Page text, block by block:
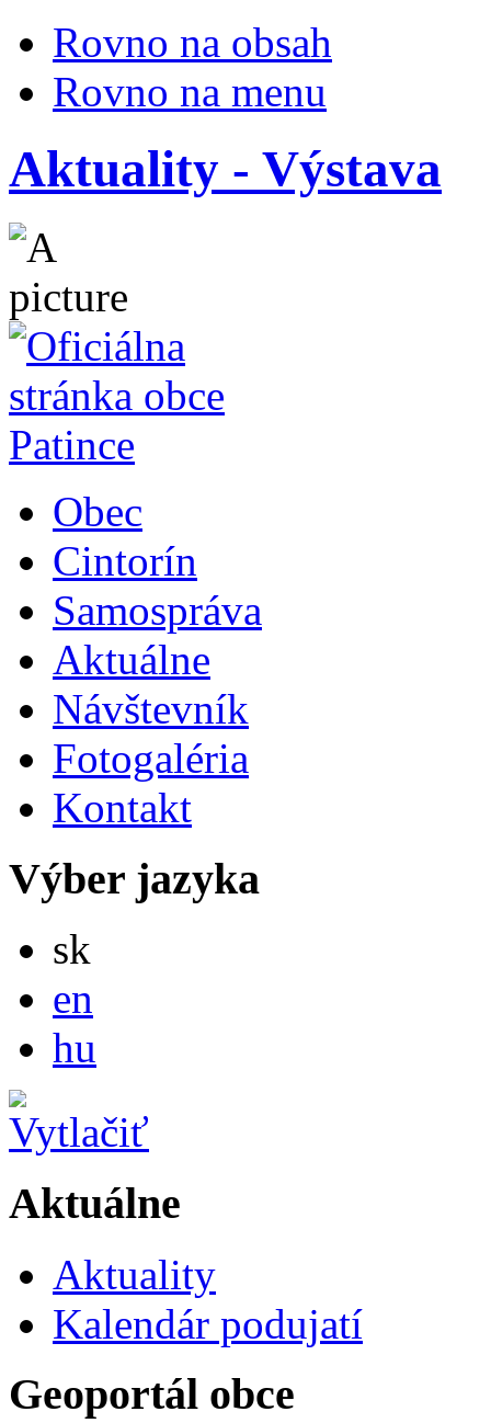
Rovno na obsah
Rovno na menu
Aktuality - Výstava
Obec
Cintorín
Samospráva
Aktuálne
Návštevník
Fotogaléria
Kontakt
Výber jazyka
sk
en
hu
Aktuálne
Aktuality
Kalendár podujatí
Geoportál obce